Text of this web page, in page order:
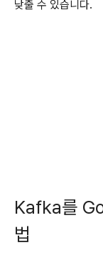
낮출 수 있습니다.
Kafka를
법